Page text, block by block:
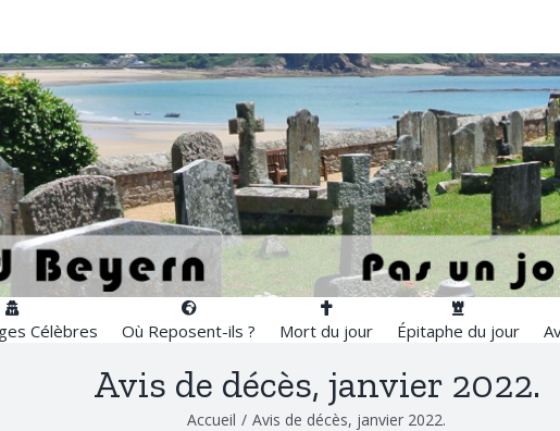
Célèbres Où Reposent-ils ? Mort du jour Épitaphe du jour
Avis de décès, janvier 2022.
Accueil / Avis de décès, janvier 2022.